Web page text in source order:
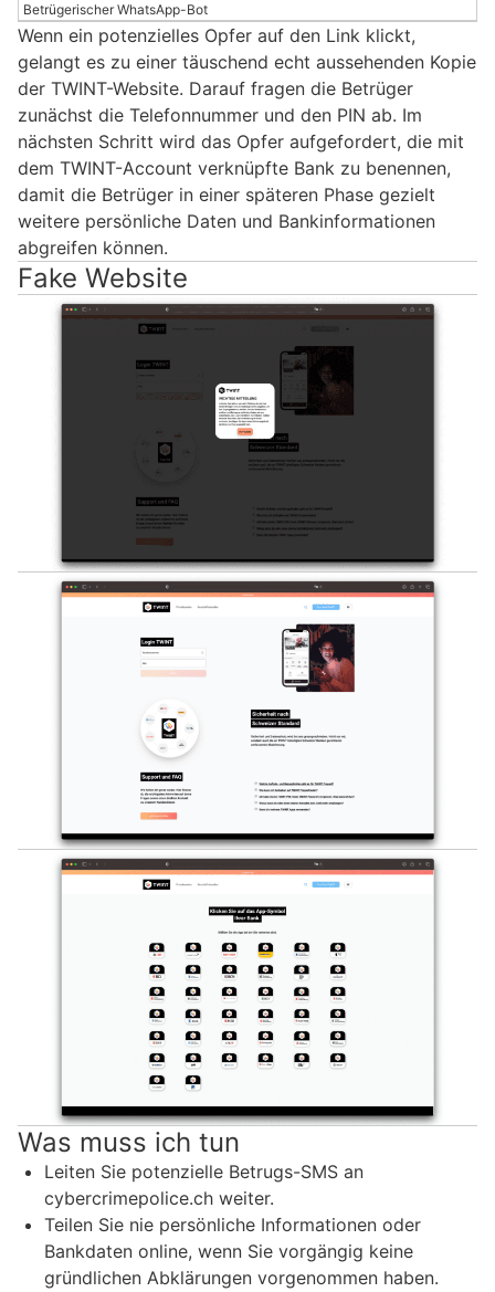
Betrügerischer WhatsApp-Bot
Wenn ein potenzielles Opfer auf den Link klickt,
gelangt es zu einer täuschend echt aussehenden Kopie
der TWINT-Website. Darauf fragen die Betrüger
zunächst die Telefonnummer und den PIN ab. Im
nächsten Schritt wird das Opfer aufgefordert, die mit
dem TWINT-Account verknüpfte Bank zu benennen,
damit die Betrüger in einer späteren Phase gezielt
weitere persönliche Daten und Bankinformationen
abgreifen können.
Fake Website
Was muss ich tun
Leiten Sie potenzielle Betrugs-SMS an
cybercrimepolice.ch weiter.
Teilen Sie nie persönliche Informationen oder
Bankdaten online, wenn Sie vorgängig keine
gründlichen Abklärungen vorgenommen haben.